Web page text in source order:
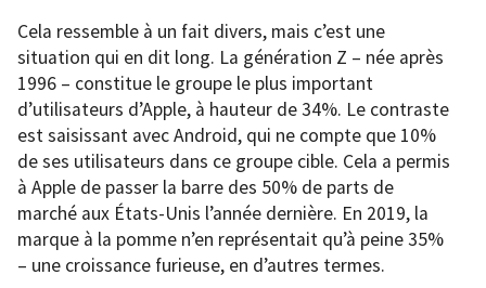
Cela ressemble à un fait divers, mais c’est une
situation qui en dit long. La génération Z – née après
1996 – constitue le groupe le plus important
d’utilisateurs d’Apple, à hauteur de 34%. Le contraste
est saisissant avec Android, qui ne compte que 10%
de ses utilisateurs dans ce groupe cible. Cela a permis
à Apple de passer la barre des 50% de parts de
marché aux États-Unis l’année dernière. En 2019, la
marque à la pomme n’en représentait qu’à peine 35%
– une croissance furieuse, en d’autres termes.